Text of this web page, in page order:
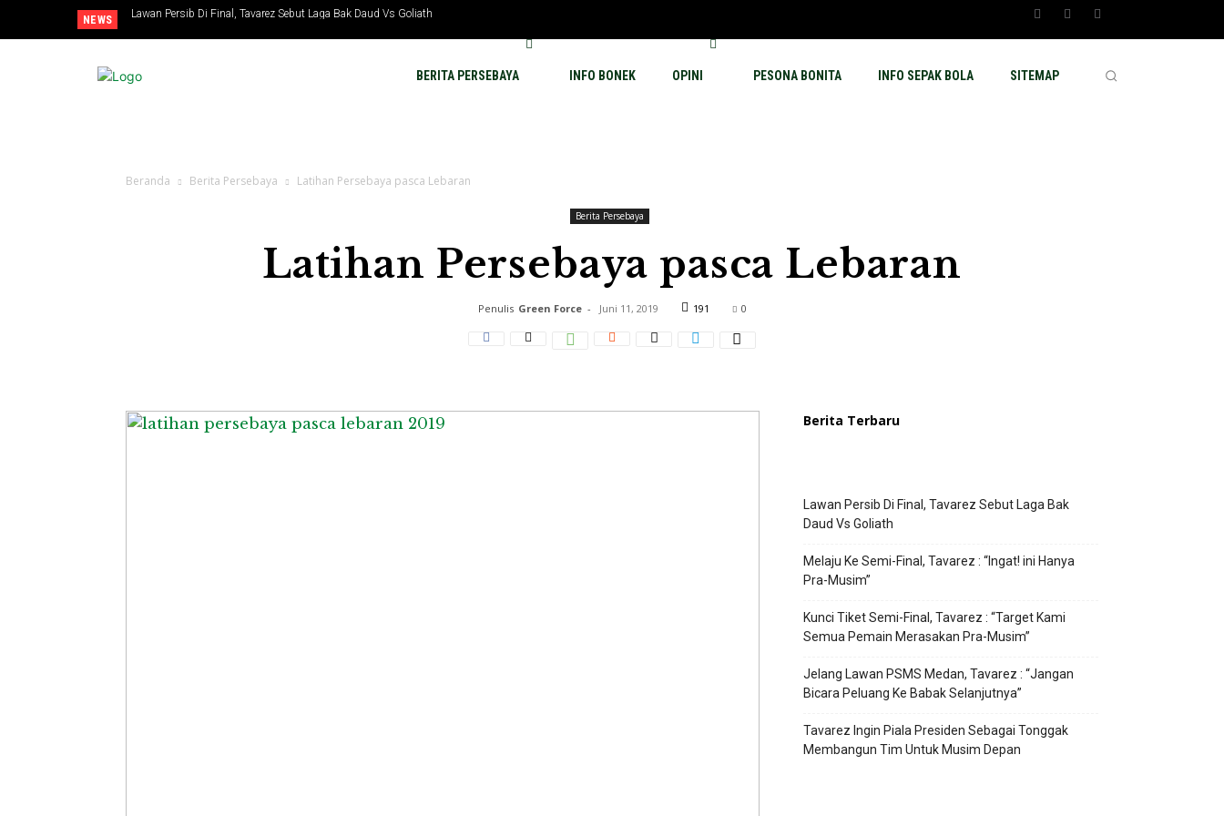
NEWS Lawan Persib Di Final, Tavarez Sebut Laga Bak Daud Vs Goliath
BERITA PERSEBAYA INFO BONEK OPINI PESONA BONITA INFO SEPAK BOLA SITEMAP
Beranda Berita Persebaya Latihan Persebaya pasca Lebaran
Berita Persebaya
Latihan Persebaya pasca Lebaran
Penulis Green Force - Juni 11, 2019 191 0
Berita Terbaru
Lawan Persib Di Final, Tavarez Sebut Laga Bak
Daud Vs Goliath
Melaju Ke Semi-Final, Tavarez : “Ingat! ini Hanya
Pra-Musim”
Kunci Tiket Semi-Final, Tavarez : “Target Kami
Semua Pemain Merasakan Pra-Musim”
Jelang Lawan PSMS Medan, Tavarez : “Jangan
Bicara Peluang Ke Babak Selanjutnya”
Tavarez Ingin Piala Presiden Sebagai Tonggak
Membangun Tim Untuk Musim Depan